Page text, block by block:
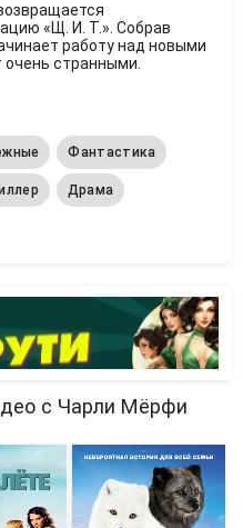
«Щ. И. Т.». Собрав
работу над новыми
странными.
Фантастика
Драма
с Чарли Мёрфи